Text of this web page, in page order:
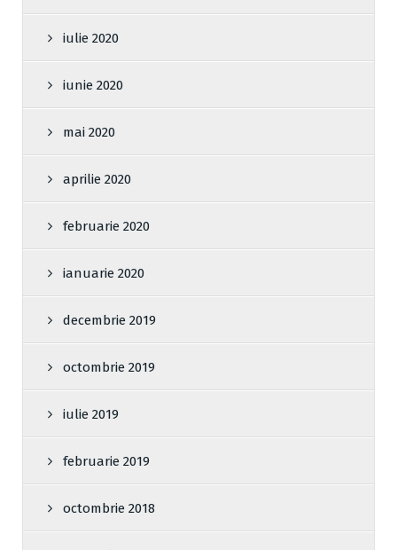
iulie 2020
iunie 2020
mai 2020
aprilie 2020
februarie 2020
ianuarie 2020
decembrie 2019
octombrie 2019
iulie 2019
februarie 2019
octombrie 2018